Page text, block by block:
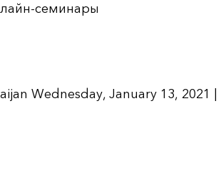
семинары
Wednesday, January 13, 2021 |